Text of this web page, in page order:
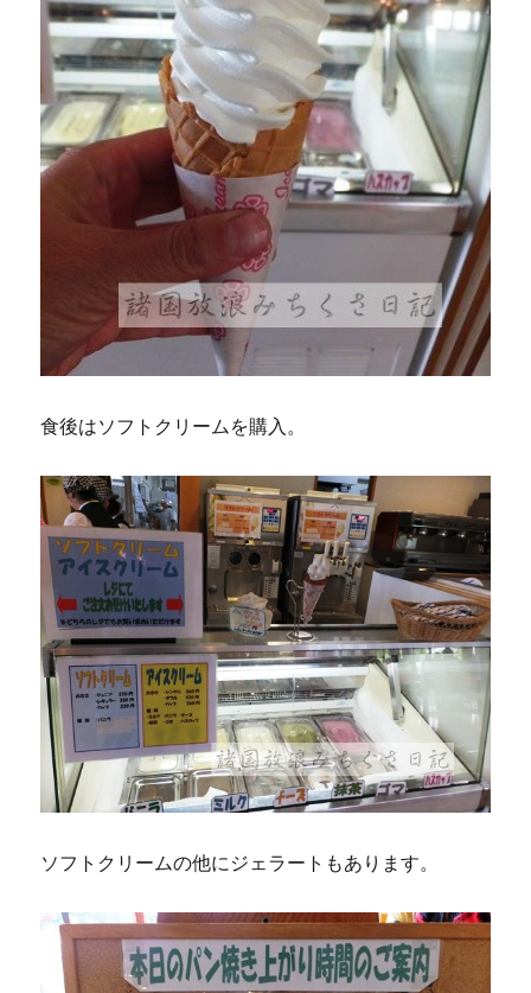
食後はソフトクリームを購入。
ソフトクリームの他にジェラートもあります。